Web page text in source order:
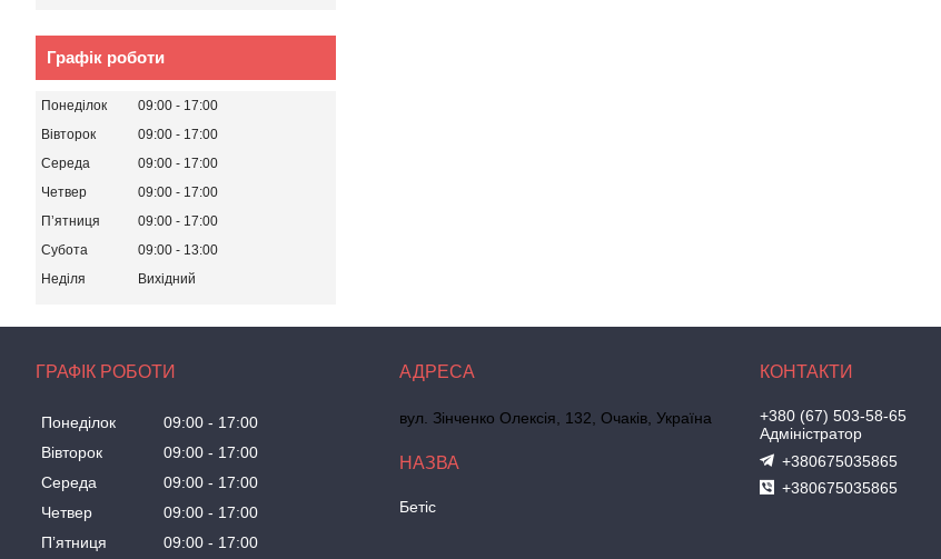
Графік роботи
Понеділок 09:00
17:00
Вівторок
09:00
17:00
Середа
09:00
17:00
Четвер
09:00
17:00
Пʼятниця
09:00
17:00
Субота
09:00
13:00
Неділя
Вихідний
ГРАФІК РОБОТИ
Понеділок 09:00
17:00
Вівторок
09:00
17:00
Середа
09:00
17:00
Четвер
09:00
17:00
Пʼятниця
09:00
17:00
вул. Зінченко Олексія, 132, Очаків, Україна
Бетіс
+380 (67) 503-58-65
Адміністратор
+380675035865
+380675035865